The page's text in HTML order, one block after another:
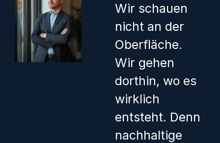
Wir schauen
nicht an der
Oberfläche.
Wir gehen
dorthin, wo es
wirklich
entsteht. Denn
nachhaltige